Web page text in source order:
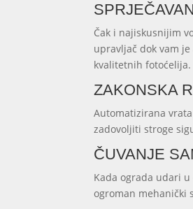
Čak i najiskusnijim
upravljač dok vam
kvalitetnih fotoćelija.
ZAKONSKA
Automatizirana
zadovoljiti stroge
ČUVANJE
Kada ograda udari
ogroman mehanički